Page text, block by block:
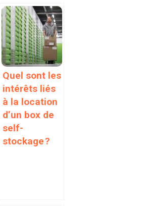
Quel sont les
intérêts liés
à la location
d’un box de
self-
stockage ?